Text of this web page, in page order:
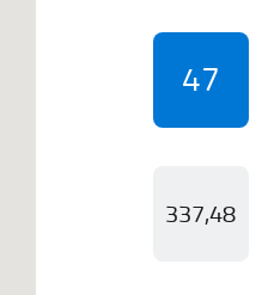
47
337,48